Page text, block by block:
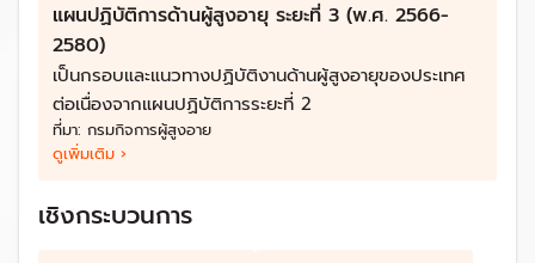
แผนปฏิบัติการด้านผู้สูงอายุ ระยะที่ 3 (พ.ศ. 2566-
2580)
เป็นกรอบและแนวทางปฏิบัติงานด้านผู้สูงอายุของประเทศ
ต่อเนื่องจากแผนปฏิบัติการระยะที่ 2
ที่มา: กรมกิจการผู้สูงอาย
ดูเพิ่มเติม ›
เชิงกระบวนการ